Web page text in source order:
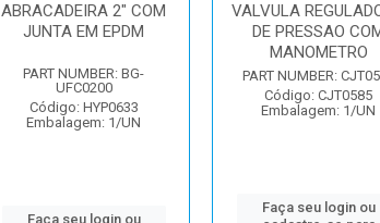
ABRACADEIRA 2" COM
JUNTA EM EPDM
PART NUMBER: BG-
UFC0200
Código: HYP0633
Embalagem: 1/UN
Faça seu login ou
VALVULA
DE PRESSAO
MANOMETRO
PART NUMBER:
Código: CJT0585
Embalagem: 1/UN
Faça seu login ou